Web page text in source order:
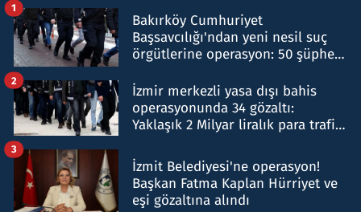
Bakırköy Cumhuriyet
Başsavcılığı'ndan yeni nesil suç
örgütlerine operasyon: 50 şüpheli
1
İzmir merkezli yasa dışı bahis
operasyonunda 34 gözaltı:
Yaklaşık 2 Milyar liralık para trafiği
2
İzmit Belediyesi'ne operasyon!
Başkan Fatma Kaplan Hürriyet ve
eşi gözaltına alındı
3